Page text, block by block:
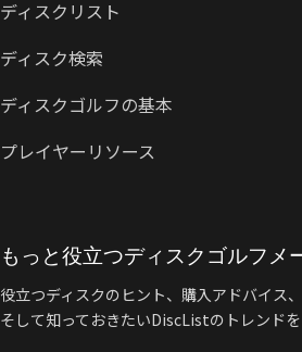
ディスクリスト
ディスク検索
ディスクゴルフの基本
プレイヤーリソース
もっと役立つディスクゴルフメ
役立つディスクのヒント、購入アドバイス
そして知っておきたいDiscListのトレンドを